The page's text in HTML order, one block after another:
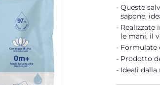
Queste
sapone;
Realizzate
le mani, il
Formulate
Prodotto
Ideali dalla